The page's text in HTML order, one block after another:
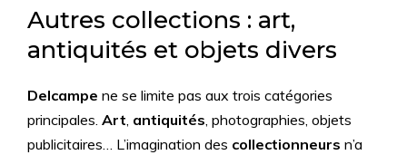
Autres collections : art,
antiquités et objets divers
Delcampe ne se limite pas aux trois catégories
principales. Art, antiquités, photographies, objets
publicitaires… L’imagination des collectionneurs n’a